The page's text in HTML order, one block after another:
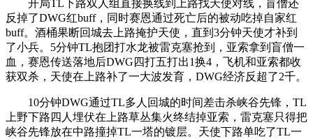
开局TL下路双人组直接换线到上路找天使对线，盲僧还
反掉了DWG红buff，同时赛恩通过死亡后的被动吃掉自家红
buff。酒桶果断回城去上路掩护天使，直到3分钟天使才补到
了小兵。5分钟TL抱团打水龙被雷克塞抢到，亚索拿到盲僧一
血，赛恩传送落地后DWG四打五打出1换4，飞机和亚索都收
获双杀，天使在上路补了一大波发育，DWG经济反超了2千。
10分钟DWG通过TL多人回城的时间差击杀峡谷先锋，TL
上野下路四人埋伏在上路草丛集火终结掉亚索，雷克塞只得把
峡谷先锋放在中路撞掉TL一塔的镀层。天使下路单吃了TL一